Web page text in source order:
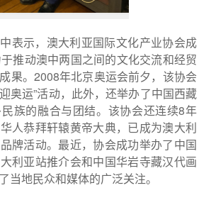
表示，澳大利亚国际文化产业协会成
推动澳中两国之间的文化交流和经贸
果。2008年北京奥运会前夕，该协会
奥运”活动，此外，还举办了中国西藏
族的融合与团结。该协会还连续8年
人恭拜轩辕黄帝大典，已成为澳大利
牌活动。最近，协会成功举办了中国
利亚站推介会和中国华岩寺藏汉代画
当地民众和媒体的广泛关注。